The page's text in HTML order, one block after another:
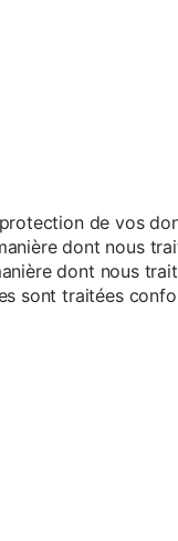
de vos
dont nous
dont nous
sont traitées